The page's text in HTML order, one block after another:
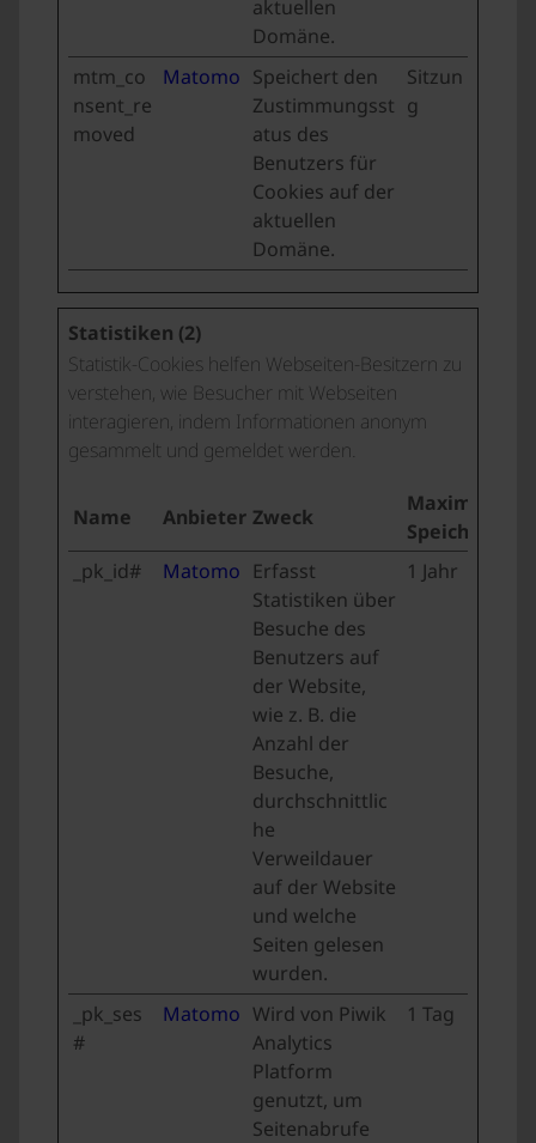
aktuellen
Domäne.
mtm_co
nsent_re
moved
Matomo Speichert den
Zustimmungsst
atus des
Benutzers für
Cookies auf der
aktuellen
Domäne.
Sitzun
g
Statistiken (2)
Statistik-Cookies helfen Webseiten-Besitzern zu
verstehen, wie Besucher mit Webseiten
interagieren, indem Informationen anonym
gesammelt und gemeldet werden.
Name Anbieter Zweck
Maximale
_pk_id#
Matomo Erfasst
Statistiken über
Besuche des
Benutzers auf
der Website,
wie z. B. die
Anzahl der
Besuche,
durchschnittlic
he
Verweildauer
auf der Website
und welche
Seiten gelesen
wurden.
1 Jahr
_pk_ses
#
Matomo Wird von Piwik
Analytics
Platform
genutzt, um
Seitenabrufe
1 Tag